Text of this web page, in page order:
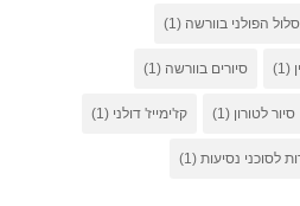
הפולני בוורשה (1)
(1) סיורים בוורשה (1)
סיור לטורון (1) קז'ימייז' דולני (1)
לסוכני נסיעות(1)